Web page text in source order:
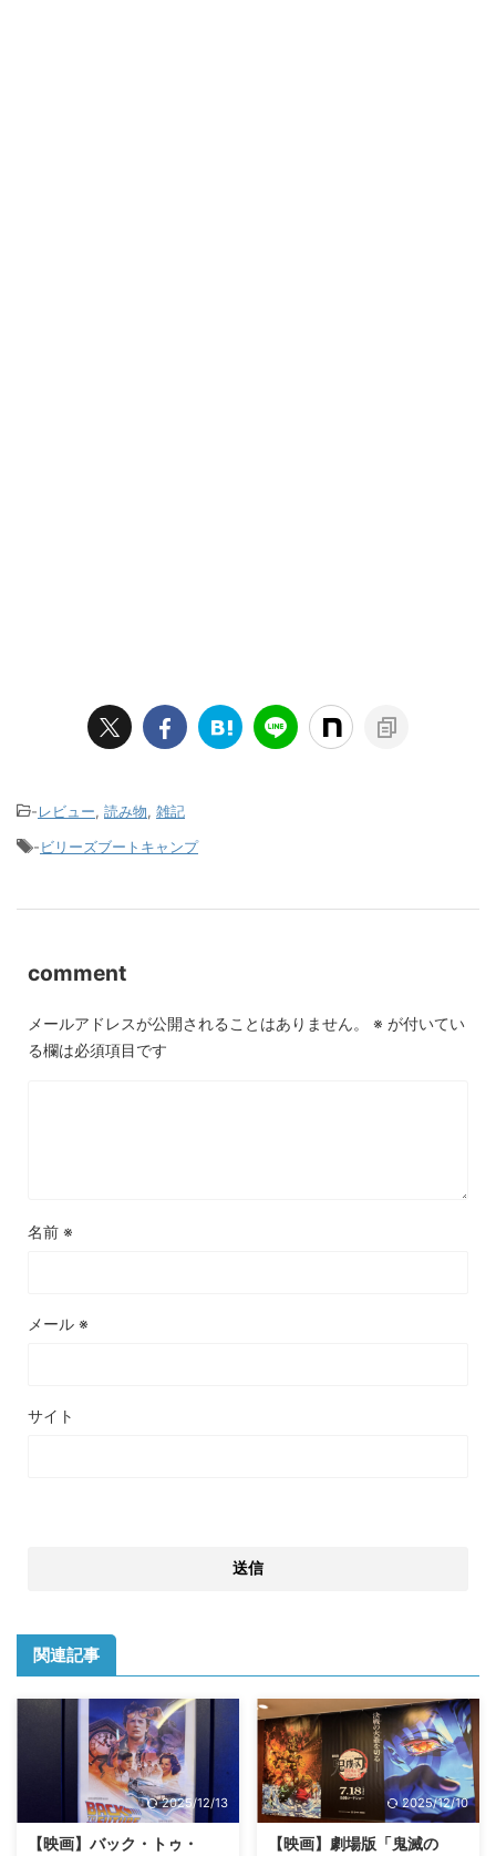
-レビュー, 読み物, 雑記
-ビリーズブートキャンプ
comment
メールアドレスが公開されることはありません。 ※ が付いてい
る欄は必須項目です
名前 ※
メール ※
サイト
関連記事
2025/12/13
【映画】バック・トゥ・
2025/12/10
【映画】劇場版「鬼滅の